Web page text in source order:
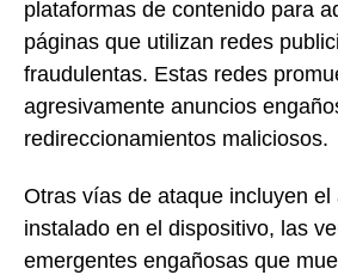
plataformas de contenido para
páginas que utilizan redes
fraudulentas. Estas redes
agresivamente anuncios
redireccionamientos maliciosos.
Otras vías de ataque incluyen el
instalado en el dispositivo, las
emergentes engañosas que